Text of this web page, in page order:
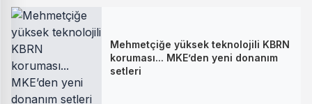
Mehmetçiğe yüksek teknolojili KBRN
koruması... MKE’den yeni donanım
setleri